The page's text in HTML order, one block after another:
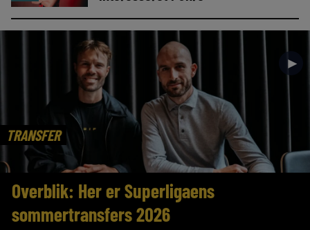
TRANSFER
►
Overblik: Her er Superligaens
sommertransfers 2026